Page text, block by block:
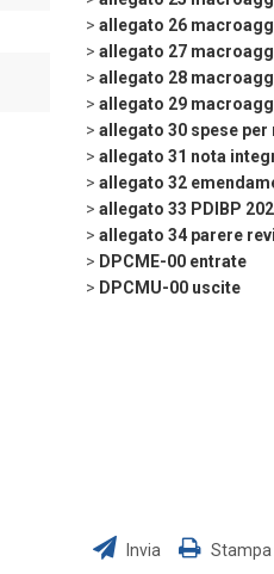
> allegato 26
> allegato 27
> allegato 28
> allegato 29
> allegato 30 spese
> allegato 31 nota
> allegato 32
> allegato 33 PDIBP
> allegato 34 parere
> DPCME-00 entrate
> DPCMU-00 uscite
Invia Stampa